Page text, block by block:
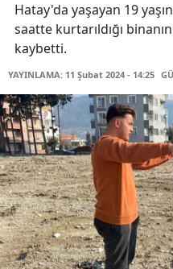
Hatay'da yaşayan 19
saatte kurtarıldığı
kaybetti.
YAYINLAMA: 11 Şubat 2024 - 14:25